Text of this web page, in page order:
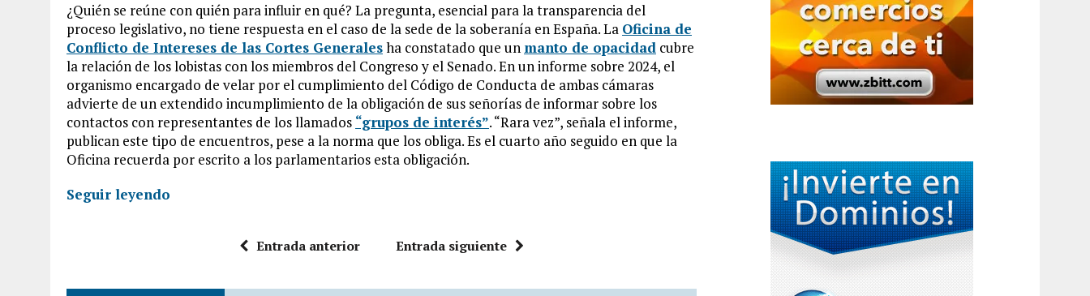
¿Quién se reúne con quién para influir en qué? La pregunta, esencial para la transparencia del
proceso legislativo, no tiene respuesta en el caso de la sede de la soberanía en España. La Oficina de
Conflicto de Intereses de las Cortes Generalesha constatado que un manto de opacidad cubre
la relación de los lobistas con los miembros del Congreso y el Senado. En un informe sobre 2024, el
organismo encargado de velar por el cumplimiento del Código de Conducta de ambas cámaras
advierte de un extendido incumplimiento de la obligación de sus señorías de informar sobre los
contactos con representantes de los llamados “grupos de interés”. “Rara vez”, señala el informe,
publican este tipo de encuentros, pese a la norma que los obliga. Es el cuarto año seguido en que la
Oficina recuerda por escrito a los parlamentarios esta obligación.
Seguir leyendo
Entrada anterior Entrada siguiente